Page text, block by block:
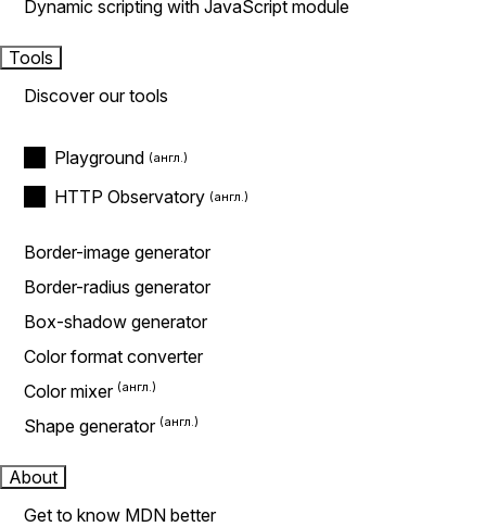
Dynamic scripting with JavaScript module
Tools
Discover our tools
Playground
HTTP Observatory
Border-image generator
Border-radius generator
Box-shadow generator
Color format converter
Color mixer
Shape generator
About
Get to know MDN better